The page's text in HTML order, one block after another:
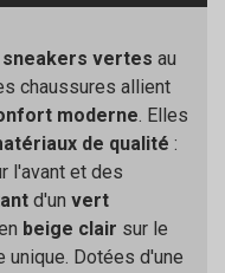
sneakers vertes au
chaussures allient
moderne. Elles
de qualité :
l'avant et des
d'un vert
beige clair sur le
unique. Dotées d'une